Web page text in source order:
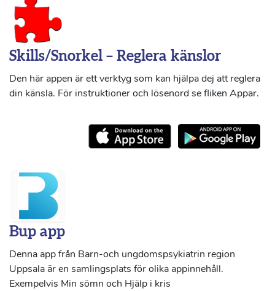
Skills/Snorkel – Reglera känslor
Den här appen är ett verktyg som kan hjälpa dej att reglera
din känsla. För instruktioner och lösenord se fliken Appar.
Bup app
Denna app från Barn-och ungdomspsykiatrin region
Uppsala är en samlingsplats för olika appinnehåll.
Exempelvis Min sömn och Hjälp i kris